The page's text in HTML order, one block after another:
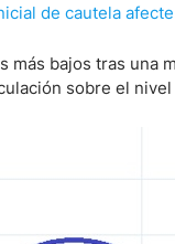
de cautela
más bajos tras una
sobre el nivel